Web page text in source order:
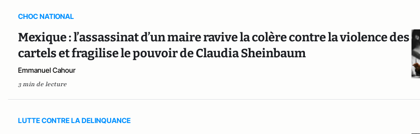
CHOC NATIONAL
Mexique : l’assassinat d’un maire ravive la colère contre la violence des
cartels et fragilise le pouvoir de Claudia Sheinbaum
Emmanuel Cahour
3 min de lecture
LUTTE CONTRE LA DELINQUANCE